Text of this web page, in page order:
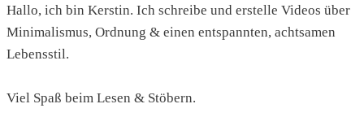
Hallo, ich bin Kerstin. Ich schreibe und erstelle Videos über
Minimalismus, Ordnung & einen entspannten, achtsamen
Lebensstil.
Viel Spaß beim Lesen & Stöbern.